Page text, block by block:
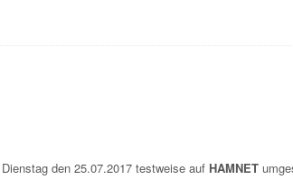
den 25.07.2017 testweise auf HAMNET